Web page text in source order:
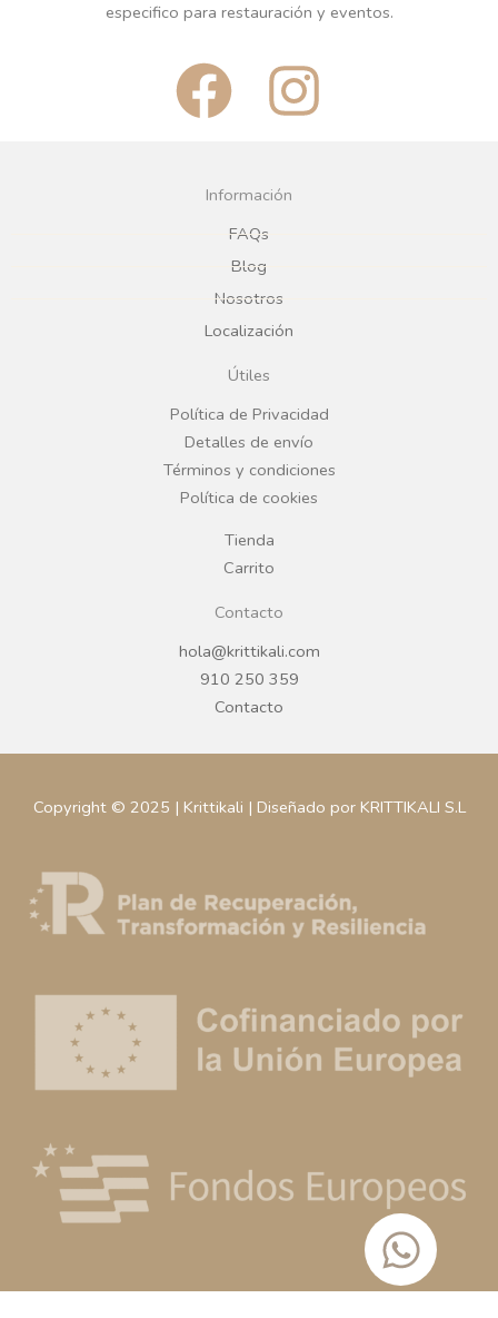
especifico para restauración y eventos.
F
a
c
e
b
o
o
k
I
n
g
r
a
Información
FAQs
Blog
Nosotros
Localización
Útiles
Política de Privacidad
Detalles de envío
Términos y condiciones
Política de cookies
Tienda
Carrito
Contacto
hola@krittikali.com
910 250 359
Contacto
Copyright © 2025 | Krittikali | Diseñado por KRITTIKALI S.L